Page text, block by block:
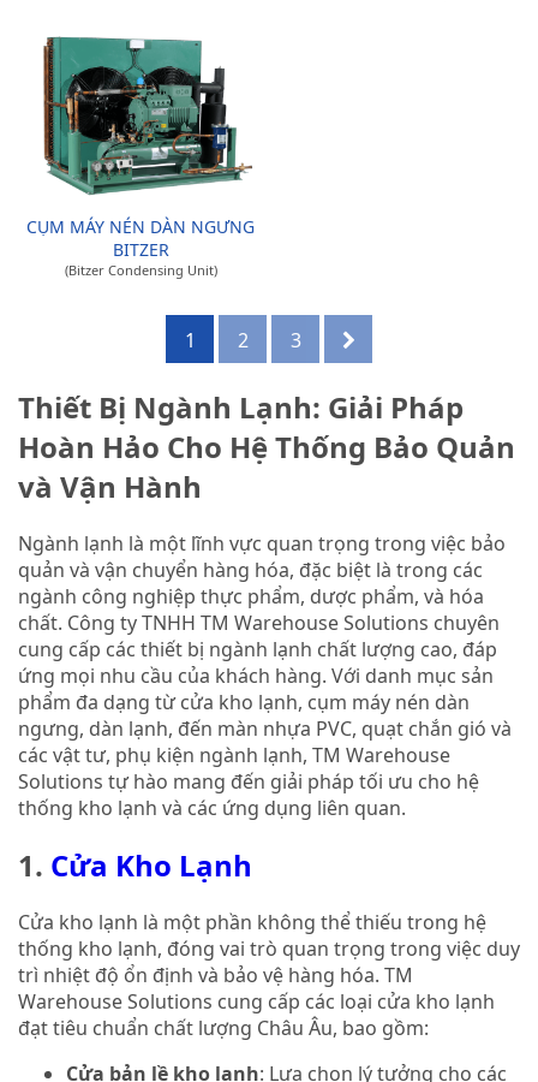
CỤM MÁY NÉN DÀN NGƯNG
BITZER
(Bitzer Condensing Unit)
1 2 3
Thiết Bị Ngành Lạnh: Giải Pháp
Hoàn Hảo Cho Hệ Thống Bảo Quản
và Vận Hành
Ngành lạnh là một lĩnh vực quan trọng trong việc bảo
quản và vận chuyển hàng hóa, đặc biệt là trong các
ngành công nghiệp thực phẩm, dược phẩm, và hóa
chất. Công ty TNHH TM Warehouse Solutions chuyên
cung cấp các thiết bị ngành lạnh chất lượng cao, đáp
ứng mọi nhu cầu của khách hàng. Với danh mục sản
phẩm đa dạng từ cửa kho lạnh, cụm máy nén dàn
ngưng, dàn lạnh, đến màn nhựa PVC, quạt chắn gió và
các vật tư, phụ kiện ngành lạnh, TM Warehouse
Solutions tự hào mang đến giải pháp tối ưu cho hệ
thống kho lạnh và các ứng dụng liên quan.
1. Cửa Kho Lạnh
Cửa kho lạnh là một phần không thể thiếu trong hệ
thống kho lạnh, đóng vai trò quan trọng trong việc duy
trì nhiệt độ ổn định và bảo vệ hàng hóa. TM
Warehouse Solutions cung cấp các loại cửa kho lạnh
đạt tiêu chuẩn chất lượng Châu Âu, bao gồm:
Cửa bản lề kho lạnh: Lựa chọn lý tưởng cho các